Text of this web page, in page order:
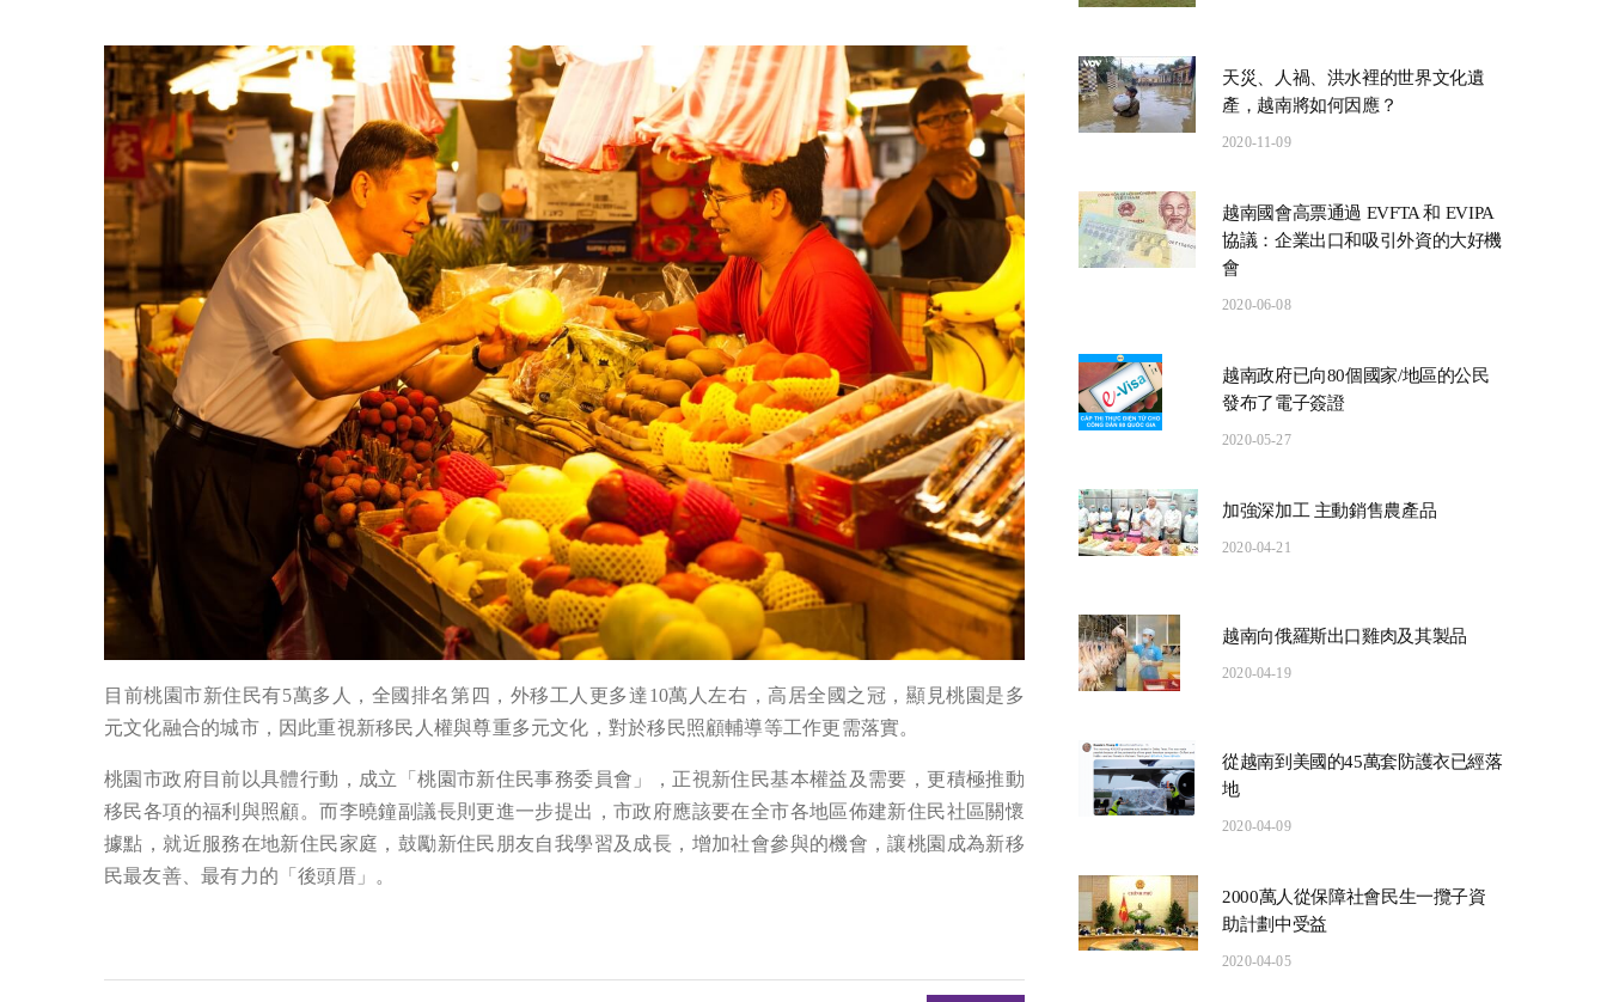
目前桃園市新住民有5萬多人，全國排名第四，外移工人更多達10萬人左右，高居全國之冠，顯見桃園是多
元文化融合的城市，因此重視新移民人權與尊重多元文化，對於移民照顧輔導等工作更需落實。
桃園市政府目前以具體行動，成立「桃園市新住民事務委員會」，正視新住民基本權益及需要，更積極推動
移民各項的福利與照顧。而李曉鐘副議長則更進一步提出，市政府應該要在全市各地區佈建新住民社區關懷
據點，就近服務在地新住民家庭，鼓勵新住民朋友自我學習及成長，增加社會參與的機會，讓桃園成為新移
民最友善、最有力的「後頭厝」。
天災、人禍、洪水裡的世界文化遺
產，越南將如何因應？
2020-11-09
越南國會高票通過 EVFTA 和 EVIPA
協議：企業出口和吸引外資的大好機
會
2020-06-08
越南政府已向80個國家/地區的公民
發布了電子簽證
2020-05-27
加強深加工 主動銷售農產品
2020-04-21
越南向俄羅斯出口雞肉及其製品
2020-04-19
從越南到美國的45萬套防護衣已經落
地
2020-04-09
2000萬人從保障社會民生一攬子資
助計劃中受益
2020-04-05